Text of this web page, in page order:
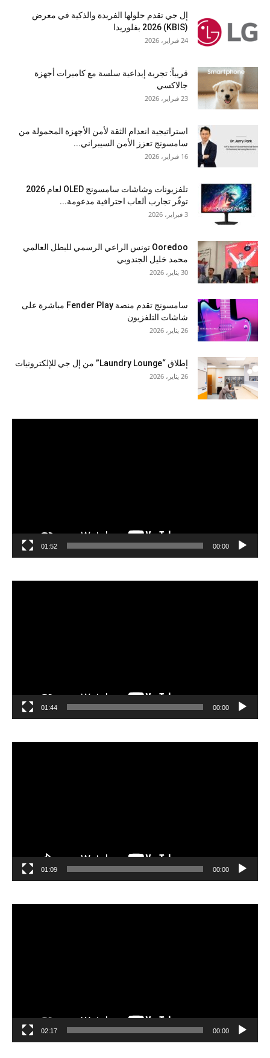
إل جي تقدم حلولها الفريدة والذكية في معرض
(KBIS) 2026 بفلوريدا
24 فبراير، 2026
قريباً: تجربة إبداعية سلسة مع كاميرات أجهزة
جالاكسي
23 فبراير، 2026
استراتيجية انعدام الثقة لأمن الأجهزة المحمولة من
سامسونج تعزز الأمن السيبراني...
16 فبراير، 2026
تلفزيونات وشاشات سامسونج OLED لعام 2026
توفّر تجارب ألعاب احترافية مدعومة...
3 فبراير، 2026
Ooredoo تونس الراعي الرسمي للبطل العالمي
محمد خليل الجندوبي
30 يناير، 2026
سامسونج تقدم منصة Fender Play مباشرة على
شاشات التلفزيون
26 يناير، 2026
إطلاق “Laundry Lounge” من إل جي للإلكترونيات
26 يناير، 2026
00:00
01:52
00:00
01:44
00:00
01:09
00:00
02:17